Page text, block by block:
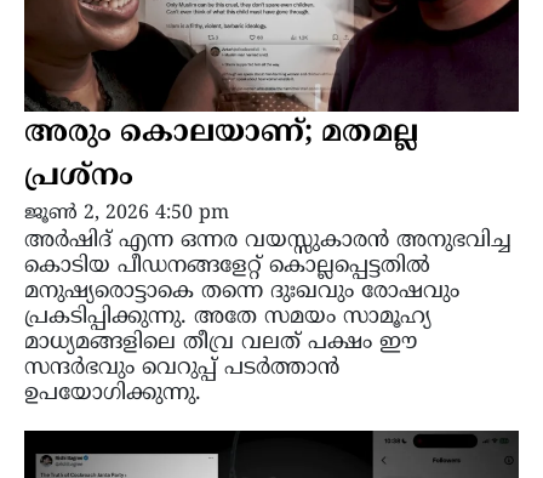
അരും കൊലയാണ്; മതമല്ല
പ്രശ്നം
ജൂൺ 2, 2026 4:50 pm
അർഷിദ് എന്ന ഒന്നര വയസ്സുകാരൻ അനുഭവിച്ച
കൊടിയ പീഡനങ്ങളേറ്റ് കൊല്ലപ്പെട്ടതിൽ
മനുഷ്യരൊട്ടാകെ തന്നെ ദുഃഖവും രോഷവും
പ്രകടിപ്പിക്കുന്നു. അതേ സമയം സാമൂഹ്യ
മാധ്യമങ്ങളിലെ തീവ്ര വലത് പക്ഷം ഈ
സന്ദർഭവും വെറുപ്പ് പടർത്താൻ
ഉപയോഗിക്കുന്നു.